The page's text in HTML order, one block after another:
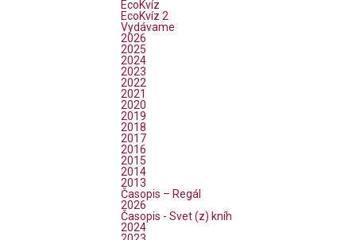
EcoKvíz
EcoKvíz 2
Vydávame
2026
2025
2024
2023
2022
2021
2020
2019
2018
2017
2016
2015
2014
2013
Časopis – Regál
2026
Časopis - Svet (z) kníh
2024